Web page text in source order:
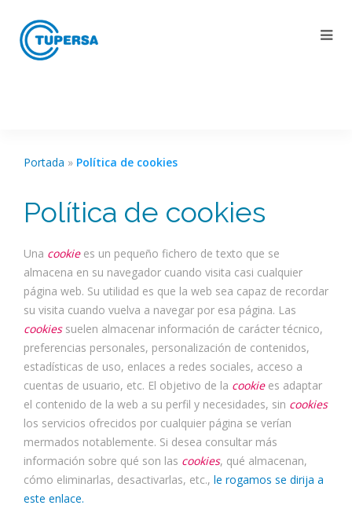
Portada » Política de cookies
Política de cookies
Una cookiees un pequeño fichero de texto que se
almacena en su navegador cuando visita casi cualquier
página web. Su utilidad es que la web sea capaz de recordar
su visita cuando vuelva a navegar por esa página. Las
cookiessuelen almacenar información de carácter técnico,
preferencias personales, personalización de contenidos,
estadísticas de uso, enlaces a redes sociales, acceso a
cuentas de usuario, etc. El objetivo de la cookiees adaptar
el contenido de la web a su perfil y necesidades, sin cookies
los servicios ofrecidos por cualquier página se verían
mermados notablemente. Si desea consultar más
información sobre qué son las cookies, qué almacenan,
cómo eliminarlas, desactivarlas, etc., le rogamos se dirija a
este enlace.